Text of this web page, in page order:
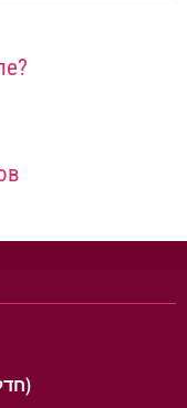
Процедура банкротства (חדלות פירעון)